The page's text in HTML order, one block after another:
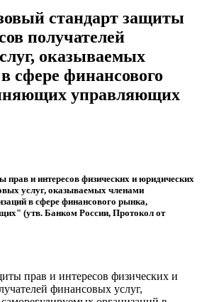
стандарт защиты
получателей
оказываемых
сфере финансового
управляющих
прав и интересов физических и юридических
услуг, оказываемых членами
в сфере финансового рынка,
(утв. Банком России, Протокол от
прав и интересов физических и
финансовых услуг,